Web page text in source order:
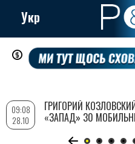
Перейти
содержанию
Укр
09:08
28.10
ГРИГОРИЙ
«ЗАПАД» 30